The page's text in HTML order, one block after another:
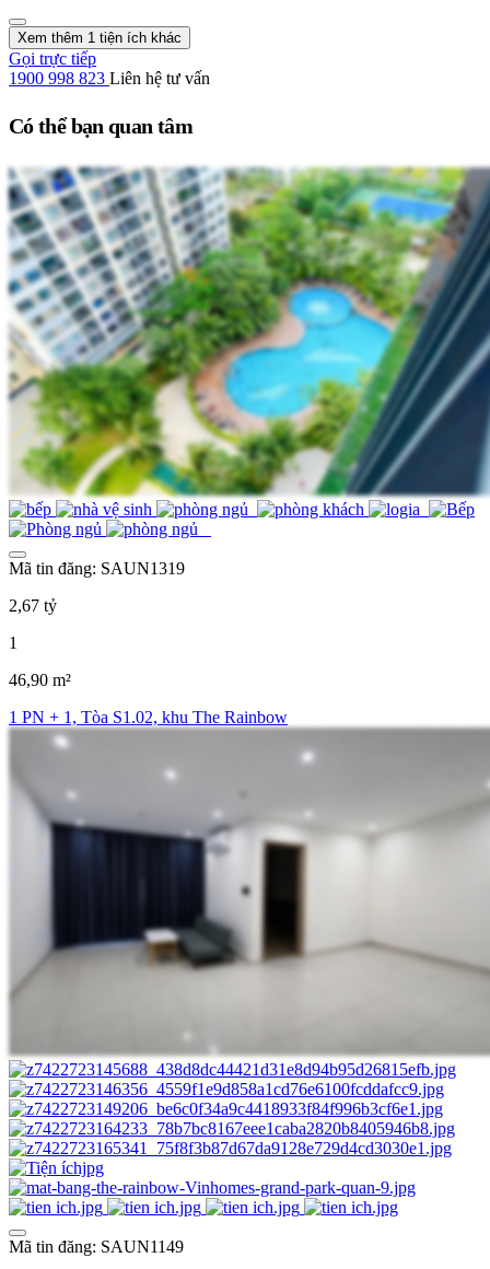
Xem thêm 1 tiện ích khác
Gọi trực tiếp
1900 998 823 Liên hệ tư vấn
Có thể bạn quan tâm
Mã tin đăng: SAUN1319
2,67 tỷ
1
46,90 m²
1 PN + 1, Tòa S1.02, khu The Rainbow
Mã tin đăng: SAUN1149